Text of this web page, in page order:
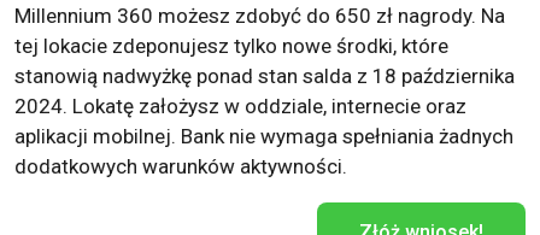
Millennium 360 możesz zdobyć do 650 zł nagrody. Na
tej lokacie zdeponujesz tylko nowe środki, które
stanowią nadwyżkę ponad stan salda z 18 października
2024. Lokatę założysz w oddziale, internecie oraz
aplikacji mobilnej. Bank nie wymaga spełniania żadnych
dodatkowych warunków aktywności.